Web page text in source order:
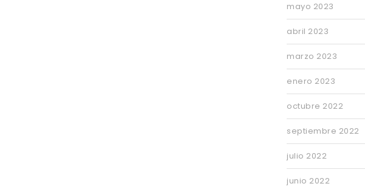
mayo 2023
abril 2023
marzo 2023
enero 2023
octubre 2022
septiembre 2022
julio 2022
junio 2022